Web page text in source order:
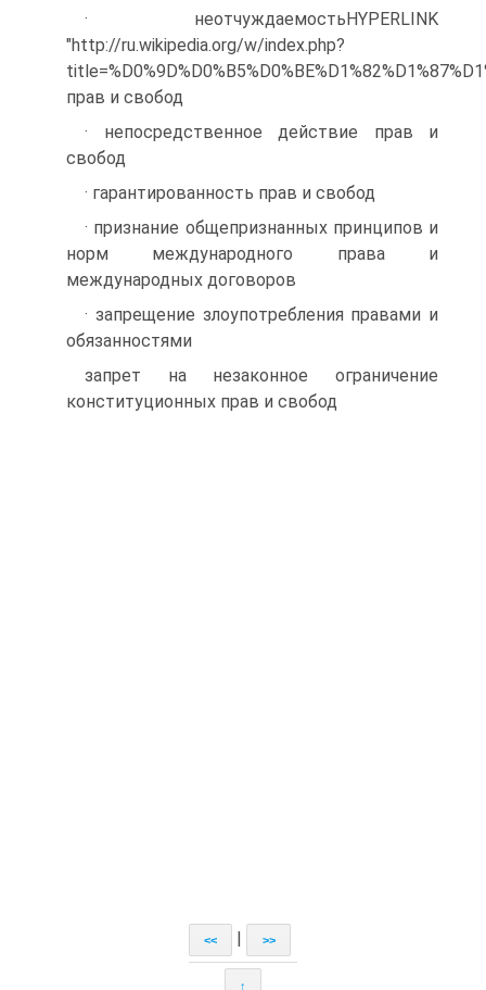
· неотчуждаемостьHYPERLINK
"http://ru.wikipedia.org/w/index.php?
прав и свобод
· непосредственное действие прав и
свобод
· гарантированность прав и свобод
· признание общепризнанных принципов и
норм международного права и
международных договоров
· запрещение злоупотребления правами и
обязанностями
запрет на незаконное ограничение
конституционных прав и свобод
<< >>
↑